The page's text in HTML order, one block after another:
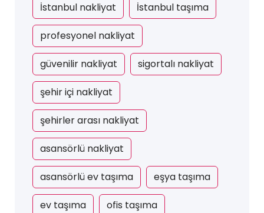
İstanbul nakliyat İstanbul taşıma
profesyonel nakliyat
güvenilir nakliyat sigortalı nakliyat
şehir içi nakliyat
şehirler arası nakliyat
asansörlü nakliyat
asansörlü ev taşıma eşya taşıma
ev taşıma ofis taşıma